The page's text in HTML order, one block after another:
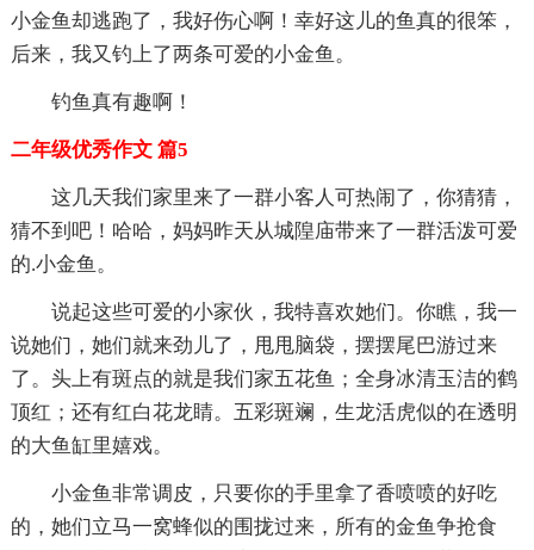
小金鱼却逃跑了，我好伤心啊！幸好这儿的鱼真的很笨，
后来，我又钓上了两条可爱的小金鱼。
钓鱼真有趣啊！
二年级优秀作文 篇5
这几天我们家里来了一群小客人可热闹了，你猜猜，
猜不到吧！哈哈，妈妈昨天从城隍庙带来了一群活泼可爱
的.小金鱼。
说起这些可爱的小家伙，我特喜欢她们。你瞧，我一
说她们，她们就来劲儿了，甩甩脑袋，摆摆尾巴游过来
了。头上有斑点的就是我们家五花鱼；全身冰清玉洁的鹤
顶红；还有红白花龙睛。五彩斑斓，生龙活虎似的在透明
的大鱼缸里嬉戏。
小金鱼非常调皮，只要你的手里拿了香喷喷的好吃
的，她们立马一窝蜂似的围拢过来，所有的金鱼争抢食